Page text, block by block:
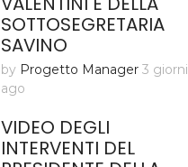
SOTTOSEGRETARIA
SAVINO
by Progetto Manager 3 giorni
ago
VIDEO DEGLI
INTERVENTI DEL